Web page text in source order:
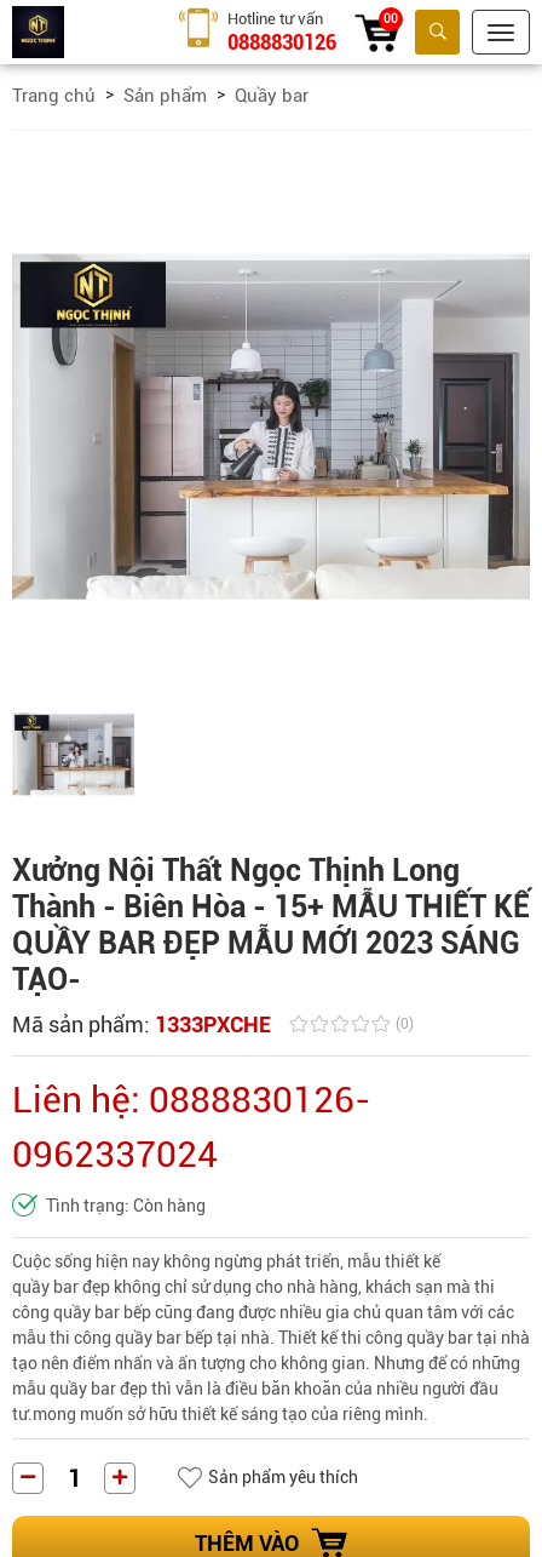
Tìm kiếm
Hotline tư vấn
0888830126
00
Trang chủ Sản phẩm Quầy bar
Xưởng Nội Thất Ngọc Thịnh Long
Thành - Biên Hòa - 15+ MẪU THIẾT KẾ
QUẦY BAR ĐẸP MẪU MỚI 2023 SÁNG
TẠO-
Mã sản phẩm: 1333PXCHE (0)
Liên hệ: 0888830126-
0962337024
Tình trạng: Còn hàng
Cuộc sống hiện nay không ngừng phát triển, mẫu thiết kế
quầy bar đẹp không chỉ sử dụng cho nhà hàng, khách sạn mà thi
công quầy bar bếp cũng đang được nhiều gia chủ quan tâm với các
mẫu thi công quầy bar bếp tại nhà. Thiết kế thi công quầy bar tại nhà
tạo nên điểm nhấn và ấn tượng cho không gian. Nhưng để có những
mẫu quầy bar đẹp thì vẫn là điều băn khoăn của nhiều người đầu
tư.mong muốn sở hữu thiết kế sáng tạo của riêng mình.
Sản phẩm yêu thích
THÊM VÀO